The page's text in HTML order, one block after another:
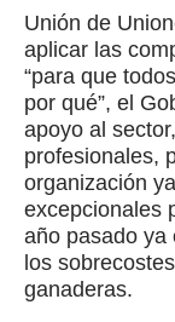
Unión de
aplicar las
“para que
por qué”, el
apoyo al
profesionales,
organización
excepcionales
año pasado ya
los
ganaderas.